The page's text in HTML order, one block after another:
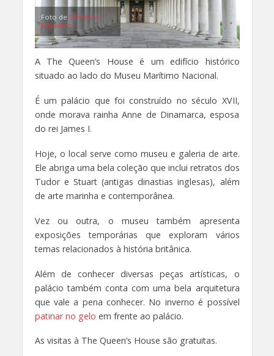
Foto de Chikashi
Miyamoto
A The Queen’s House é um edifício histórico
situado ao lado do Museu Marítimo Nacional.
É um palácio que foi construído no século XVII,
onde morava rainha Anne de Dinamarca, esposa
do rei James I.
Hoje, o local serve como museu e galeria de arte.
Ele abriga uma bela coleção que inclui retratos dos
Tudor e Stuart (antigas dinastias inglesas), além
de arte marinha e contemporânea.
Vez ou outra, o museu também apresenta
exposições temporárias que exploram vários
temas relacionados à história britânica.
Além de conhecer diversas peças artísticas, o
palácio também conta com uma bela arquitetura
que vale a pena conhecer. No inverno é possível
patinar no gelo em frente ao palácio.
As visitas à The Queen’s House são gratuitas.